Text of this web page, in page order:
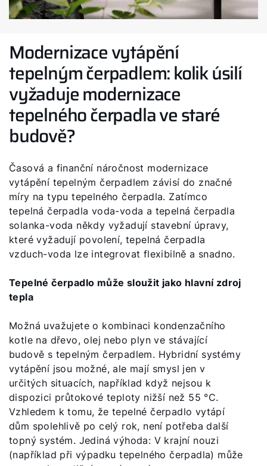
Modernizace vytápění
tepelným čerpadlem: kolik úsilí
vyžaduje modernizace
tepelného čerpadla ve staré
budově?
Časová a finanční náročnost modernizace
vytápění tepelným čerpadlem závisí do značné
míry na typu tepelného čerpadla. Zatímco
tepelná čerpadla voda-voda a tepelná čerpadla
solanka-voda někdy vyžadují stavební úpravy,
které vyžadují povolení, tepelná čerpadla
vzduch-voda lze integrovat flexibilně a snadno.
Tepelné čerpadlo může sloužit jako hlavní zdroj
tepla
Možná uvažujete o kombinaci kondenzačního
kotle na dřevo, olej nebo plyn ve stávající
budově s tepelným čerpadlem. Hybridní systémy
vytápění jsou možné, ale mají smysl jen v
určitých situacích, například když nejsou k
dispozici průtokové teploty nižší než 55 °C.
Vzhledem k tomu, že tepelné čerpadlo vytápí
dům spolehlivě po celý rok, není potřeba další
topný systém. Jediná výhoda: V krajní nouzi
(například při výpadku tepelného čerpadla) může